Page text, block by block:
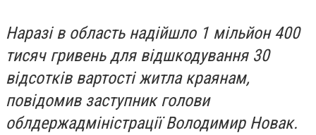
Наразі в область надійшло 1 мільйон 400
тисяч гривень для відшкодування 30
відсотків вартості житла краянам,
повідомив заступник голови
облдержадміністрації Володимир Новак.